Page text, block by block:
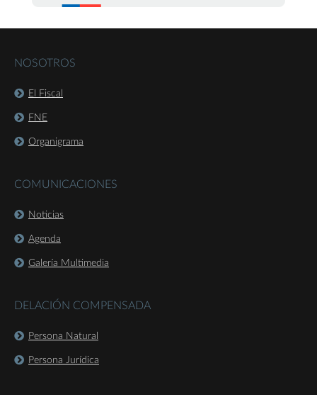
NOSOTROS
El Fiscal
FNE
Organigrama
COMUNICACIONES
Noticias
Agenda
Galería Multimedia
DELACIÓN COMPENSADA
Persona Natural
Persona Jurídica